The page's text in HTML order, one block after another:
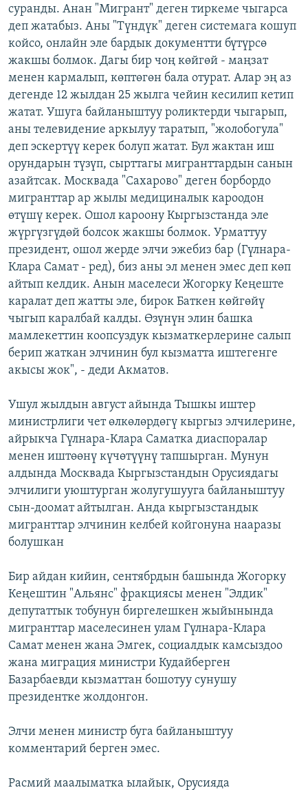
суранды. Анан "Мигрант" деген тиркеме чыгарса
деп жатабыз. Аны "Түндүк" деген системага кошуп
койсо, онлайн эле бардык документти бүтүрсө
жакшы болмок. Дагы бир чоң көйгөй - маңзат
менен кармалып, көптөгөн бала отурат. Алар эң аз
дегенде 12 жылдан 25 жылга чейин кесилип кетип
жатат. Ушуга байланыштуу роликтерди чыгарып,
аны телевидение аркылуу таратып, "жолобогула"
деп эскертүү керек болуп жатат. Бул жактан иш
орундарын түзүп, сырттагы мигранттардын санын
азайтсак. Москвада "Сахарово" деген борбордо
мигранттар ар жылы медициналык кароодон
өтүшү керек. Ошол кароону Кыргызстанда эле
жүргүзгүдөй болсок жакшы болмок. Урматтуу
президент, ошол жерде элчи эжебиз бар (Гүлнара-
Клара Самат - ред), биз аны эл менен эмес деп көп
айтып келдик. Анын маселеси Жогорку Кеңеште
каралат деп жатты эле, бирок Баткен көйгөйү
чыгып каралбай калды. Өзүнүн элин башка
мамлекеттин коопсуздук кызматкерлерине салып
берип жаткан элчинин бул кызматта иштегенге
акысы жок", - деди Акматов.
Ушул жылдын август айында Тышкы иштер
министрлиги чет өлкөлөрдөгү кыргыз элчилерине,
айрыкча Гүлнара-Клара Саматка диаспоралар
менен иштөөнү күчөтүүнү тапшырган. Мунун
алдында Москвада Кыргызстандын Орусиядагы
элчилиги уюштурган жолугушууга байланыштуу
сын-доомат айтылган. Анда кыргызстандык
мигранттар элчинин келбей койгонуна нааразы
болушкан
Бир айдан кийин, сентябрдын башында Жогорку
Кеңештин "Альянс" фракциясы менен "Элдик"
депутаттык тобунун биргелешкен жыйынында
мигранттар маселесинен улам Гүлнара-Клара
Самат менен жана Эмгек, социалдык камсыздоо
жана миграция министри Кудайберген
Базарбаевди кызматтан бошотуу сунушу
президентке жолдонгон.
Элчи менен министр буга байланыштуу
комментарий берген эмес.
Расмий маалыматка ылайык, Орусияда